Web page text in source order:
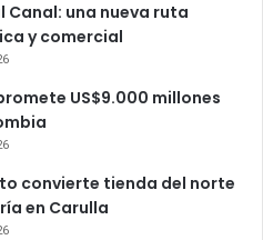
Canal: una nueva ruta
y comercial
US$9.000 millones
convierte tienda del norte
en Carulla